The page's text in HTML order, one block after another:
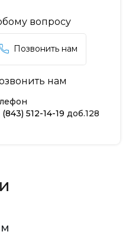
вопросу
Позвонить нам
нам
(843) 512-14-19 доб.128